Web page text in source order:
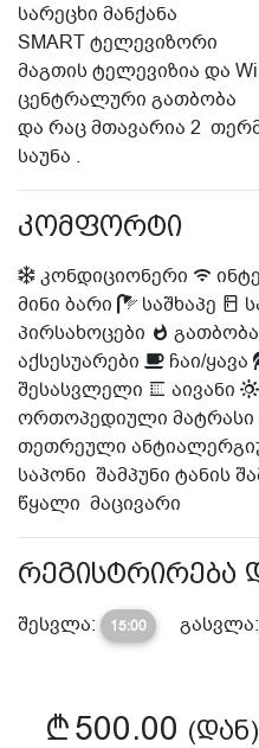
სარეცხი მანქანა
SMART ტელევიზორი
მაგთის ტელევიზია და
ცენტრალური გათბობა
და რაც მთავარია 2
საუნა .
ᲙᲝᲛᲤᲝᲠᲢᲘ
კონდიციონერი
მინი ბარი
საშხაპე
პირსახოცები
გათბობა
აქსესუარები
ჩაი/ყავა
შესასვლელი
აივანი
ორთოპედიული მატრასი
თეთრეული
საპონი შამპუნი ტანის
წყალი მაცივარი
ᲠᲔᲒᲘᲡᲢᲠᲘᲠᲔᲑᲐ
შესვლა: 15:00 გასვლა:
500.00 (ᲓᲐᲜ)